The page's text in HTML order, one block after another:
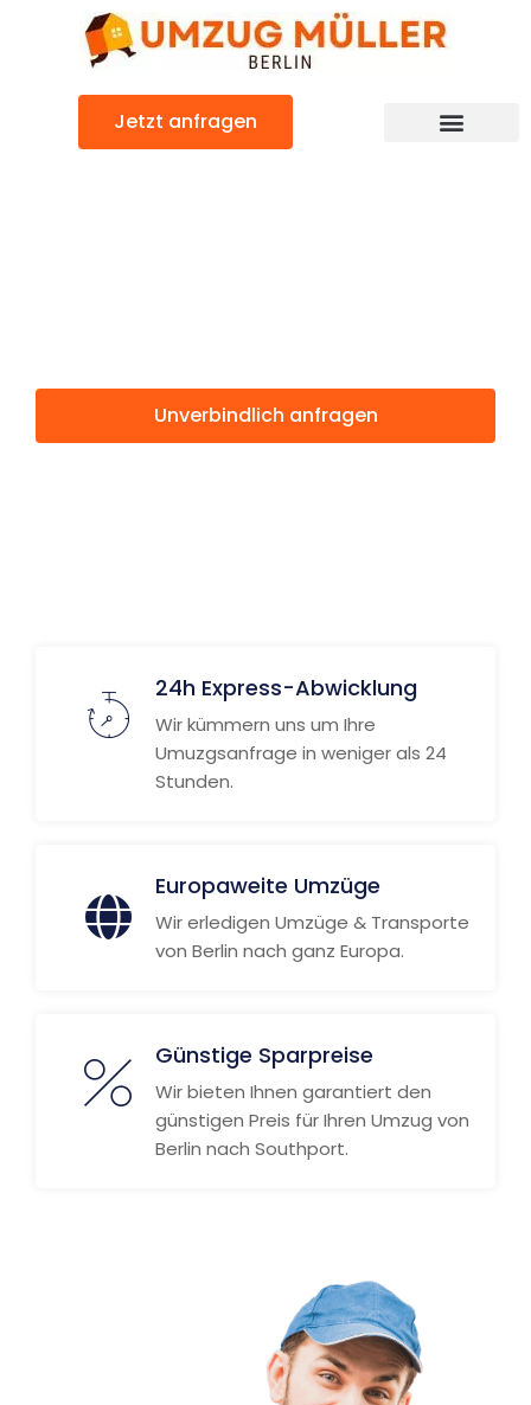
Jetzt anfragen
Unverbindlich anfragen
24h Express-Abwicklung
Wir kümmern uns um Ihre
Umuzgsanfrage in weniger als 24
Stunden.
Europaweite Umzüge
Wir erledigen Umzüge & Transporte
von Berlin nach ganz Europa.
Günstige Sparpreise
Wir bieten Ihnen garantiert den
günstigen Preis für Ihren Umzug von
Berlin nach Southport.